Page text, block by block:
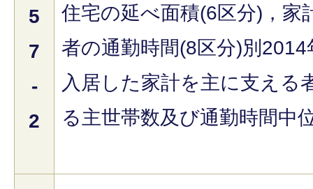
5
7
-
2
住宅の延べ面積(6区分)，家
者の通勤時間(8区分)別
入居した家計を主に支える
る主世帯数及び通勤時間中